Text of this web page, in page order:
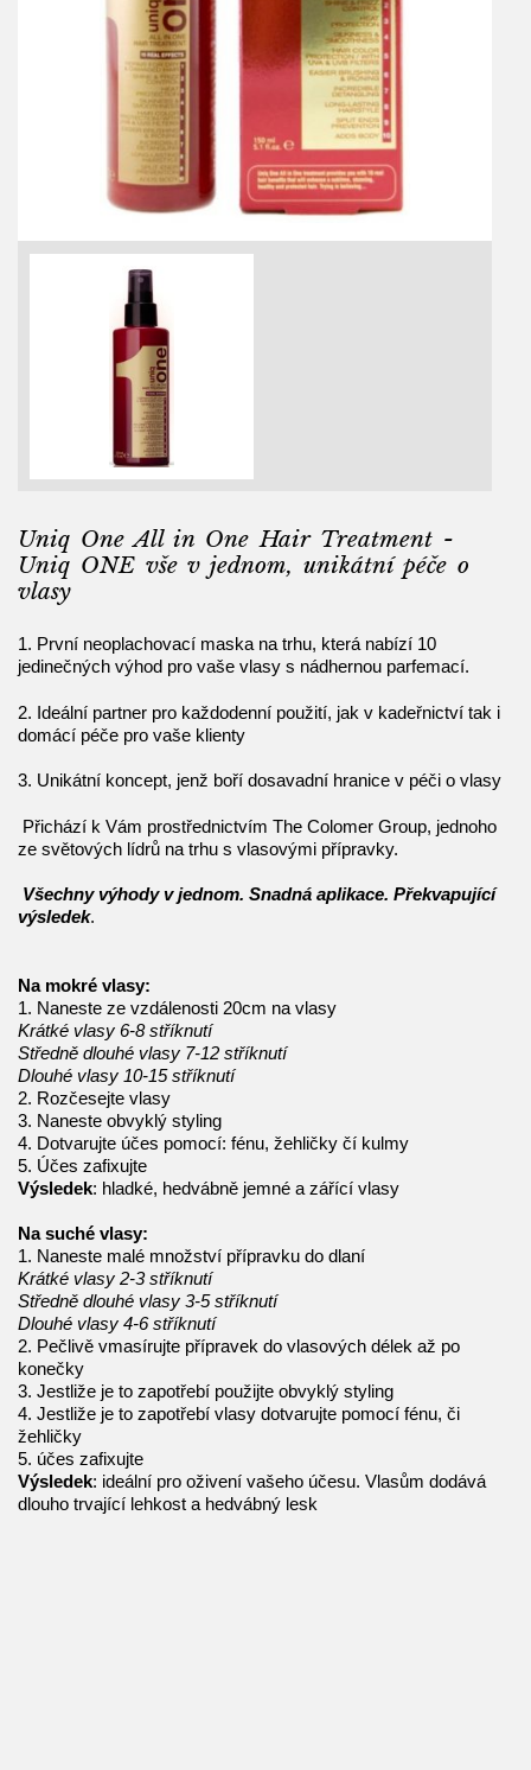
Uniq One All in One Hair Treatment -
Uniq ONE vše v jednom, unikátní péče o
vlasy
1. První neoplachovací maska na trhu, která nabízí 10
jedinečných výhod pro vaše vlasy s nádhernou parfemací.
2. Ideální partner pro každodenní použití, jak v kadeřnictví tak i
domácí péče pro vaše klienty
3. Unikátní koncept, jenž boří dosavadní hranice v péči o vlasy
Přichází k Vám prostřednictvím The Colomer Group, jednoho
ze světových lídrů na trhu s vlasovými přípravky.
Všechny výhody v jednom. Snadná aplikace. Překvapující
výsledek.
Na mokré vlasy:
1. Naneste ze vzdálenosti 20cm na vlasy
Krátké vlasy 6-8 stříknutí
Středně dlouhé vlasy 7-12 stříknutí
Dlouhé vlasy 10-15 stříknutí
2. Rozčesejte vlasy
3. Naneste obvyklý styling
4. Dotvarujte účes pomocí: fénu, žehličky čí kulmy
5. Účes zafixujte
Výsledek: hladké, hedvábně jemné a zářící vlasy
Na suché vlasy:
1. Naneste malé množství přípravku do dlaní
Krátké vlasy 2-3 stříknutí
Středně dlouhé vlasy 3-5 stříknutí
Dlouhé vlasy 4-6 stříknutí
2. Pečlivě vmasírujte přípravek do vlasových délek až po
konečky
3. Jestliže je to zapotřebí použijte obvyklý styling
4. Jestliže je to zapotřebí vlasy dotvarujte pomocí fénu, či
žehličky
5. účes zafixujte
Výsledek: ideální pro oživení vašeho účesu. Vlasům dodává
dlouho trvající lehkost a hedvábný lesk